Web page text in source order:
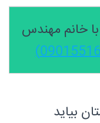
خانم مهندس
بیاید